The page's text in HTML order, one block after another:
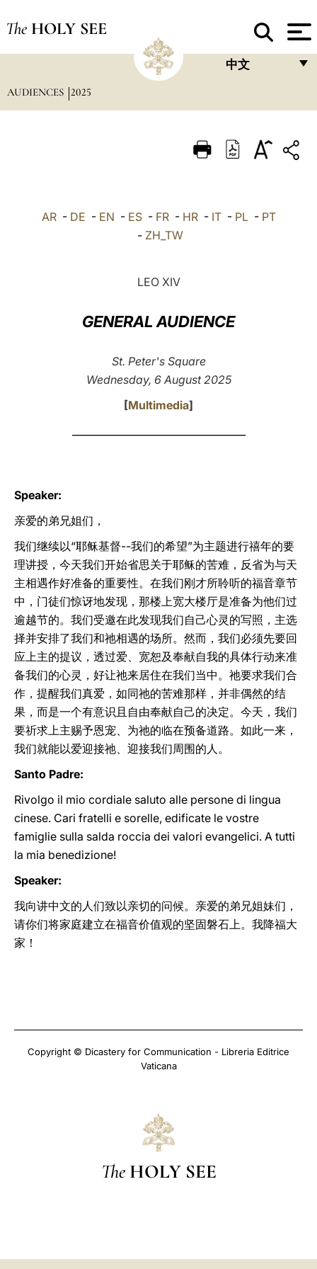
The HOLY SEE
中文
ITALIANO
中文
AUDIENCES 2025
AR- DE - EN - ES- FR- HR- IT- PL- PT
- ZH_TW
LEO XIV
GENERAL AUDIENCE
St. Peter's Square
Wednesday, 6 August 2025
[Multimedia]
Speaker:
亲爱的弟兄姐们，
我们继续以“耶稣基督--我们的希望”为主题进行禧年的要
理讲授，今天我们开始省思关于耶稣的苦难，反省为与天
主相遇作好准备的重要性。在我们刚才所聆听的福音章节
中，门徒们惊讶地发现，那楼上宽大楼厅是准备为他们过
逾越节的。我们受邀在此发现我们自己心灵的写照，主选
择并安排了我们和祂相遇的场所。然而，我们必须先要回
应上主的提议，透过爱、宽恕及奉献自我的具体行动来准
备我们的心灵，好让祂来居住在我们当中。祂要求我们合
作，提醒我们真爱，如同祂的苦难那样，并非偶然的结
果，而是一个有意识且自由奉献自己的决定。今天，我们
要祈求上主赐予恩宠、为祂的临在预备道路。如此一来，
我们就能以爱迎接祂、迎接我们周围的人。
Santo Padre:
Rivolgo il mio cordiale saluto alle persone di lingua
cinese. Cari fratelli e sorelle, edificate le vostre
famiglie sulla salda roccia dei valori evangelici. A tutti
la mia benedizione!
Speaker:
我向讲中文的人们致以亲切的问候。亲爱的弟兄姐妹们，
请你们将家庭建立在福音价值观的坚固磐石上。我降福大
家！
Copyright © Dicastery for Communication - Libreria Editrice
Vaticana
The HOLY SEE